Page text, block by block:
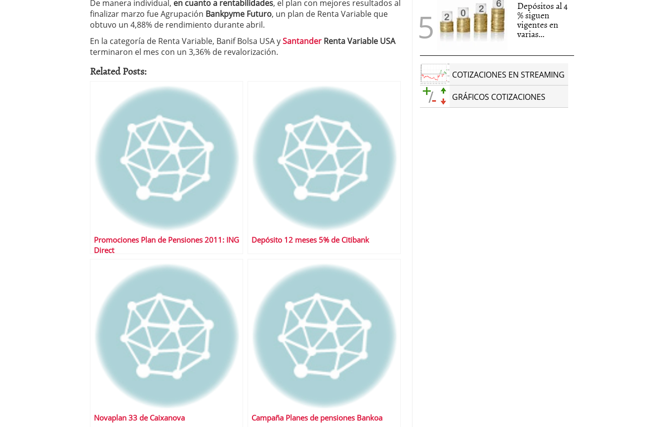
De manera individual, en cuanto a rentabilidades, el plan con mejores resultados al
finalizar marzo fue Agrupación Bankpyme Futuro, un plan de Renta Variable que
obtuvo un 4,88% de rendimiento durante abril.
En la categoría de Renta Variable, Banif Bolsa USA ySantander Renta Variable USA
terminaron el mes con un 3,36% de revalorización.
Related Posts:
Promociones Plan de Pensiones 2011: ING
Direct
Depósito 12 meses 5% de Citibank
Novaplan 33 de Caixanova Campaña Planes de pensiones Bankoa
Depósitos al 4
% siguen
vigentes en
varias...
COTIZACIONES EN STREAMING
GRÁFICOS COTIZACIONES